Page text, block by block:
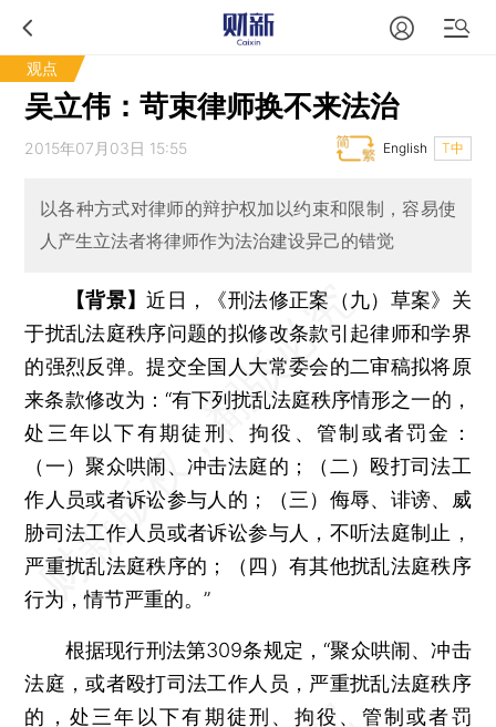
观点
吴立伟：苛束律师换不来法治
2015年07月03日 15:55 T中
English
以各种方式对律师的辩护权加以约束和限制，容易使
人产生立法者将律师作为法治建设异己的错觉
【背景】近日，《刑法修正案（九）草案》关
于扰乱法庭秩序问题的拟修改条款引起律师和学界
的强烈反弹。提交全国人大常委会的二审稿拟将原
来条款修改为：“有下列扰乱法庭秩序情形之一的，
处三年以下有期徒刑、拘役、管制或者罚金：
（一）聚众哄闹、冲击法庭的；（二）殴打司法工
作人员或者诉讼参与人的；（三）侮辱、诽谤、威
胁司法工作人员或者诉讼参与人，不听法庭制止，
严重扰乱法庭秩序的；（四）有其他扰乱法庭秩序
行为，情节严重的。”
根据现行刑法第309条规定，“聚众哄闹、冲击
法庭，或者殴打司法工作人员，严重扰乱法庭秩序
的，处三年以下有期徒刑、拘役、管制或者罚